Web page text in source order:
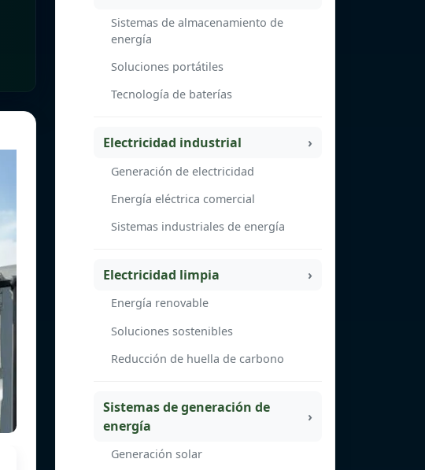
Sistemas de almacenamiento de
energía
Soluciones portátiles
Tecnología de baterías
Electricidad industrial
Generación de electricidad
Energía eléctrica comercial
Sistemas industriales de energía
Electricidad limpia
Energía renovable
Soluciones sostenibles
Reducción de huella de carbono
Sistemas de generación de
energía
Generación solar